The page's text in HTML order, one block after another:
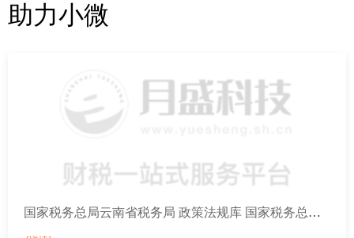
助力小微
国家税务总局云南省税务局 政策法规库 国家税务总局等9部门关于开展2026年助力小微经营主体发展“春雨润苗”专项行动的通知